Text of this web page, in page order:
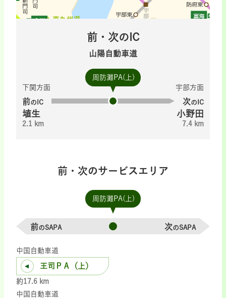
前・次のIC
山陽自動車道
周防灘PA(上)
下関方面
前のIC
埴生
2.1 km
宇部方面
次のIC
小野田
7.4 km
前・次のサービスエリア
周防灘PA(上)
前のSAPA 次のSAPA
中国自動車道
王司ＰＡ（上）
約17.6 km
中国自動車道